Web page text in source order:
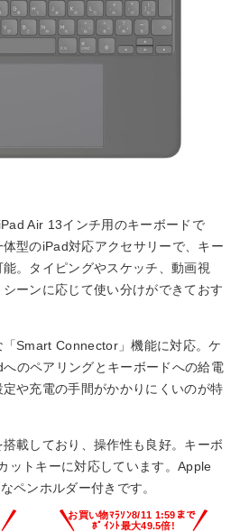
Air 13インチ用のキーボードで
型のiPad対応アクセサリーで、キー
。タイピングやスケッチ、動画視
ーンに応じて使い分けができておす
Smart Connector」機能に対応。ケ
のペアリングとキーボードへの給電
や充電の手間がかかりにくいのが特
載しており、操作性も良好。キーボ
ットキーに対応しています。Apple
ペンホルダー付きです。